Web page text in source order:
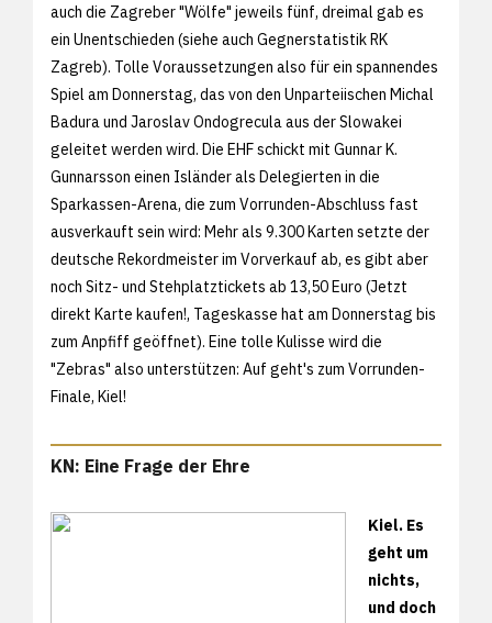
auch die Zagreber "Wölfe" jeweils fünf, dreimal gab es
ein Unentschieden (siehe auch Gegnerstatistik RK
Zagreb). Tolle Voraussetzungen also für ein spannendes
Spiel am Donnerstag, das von den Unparteiischen Michal
Badura und Jaroslav Ondogrecula aus der Slowakei
geleitet werden wird. Die EHF schickt mit Gunnar K.
Gunnarsson einen Isländer als Delegierten in die
Sparkassen-Arena, die zum Vorrunden-Abschluss fast
ausverkauft sein wird: Mehr als 9.300 Karten setzte der
deutsche Rekordmeister im Vorverkauf ab, es gibt aber
noch Sitz- und Stehplatztickets ab 13,50 Euro (Jetzt
direkt Karte kaufen!, Tageskasse hat am Donnerstag bis
zum Anpfiff geöffnet). Eine tolle Kulisse wird die
"Zebras" also unterstützen: Auf geht's zum Vorrunden-
Finale, Kiel!
KN: Eine Frage der Ehre
Kiel. Es
geht um
nichts,
und doch